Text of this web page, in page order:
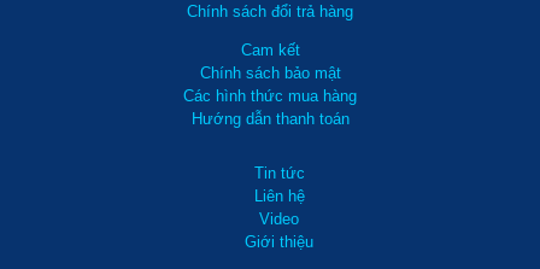
Chính sách đổi trả hàng
Cam kết
Chính sách bảo mật
Các hình thức mua hàng
Hướng dẫn thanh toán
Tin tức
Liên hệ
Video
Giới thiệu